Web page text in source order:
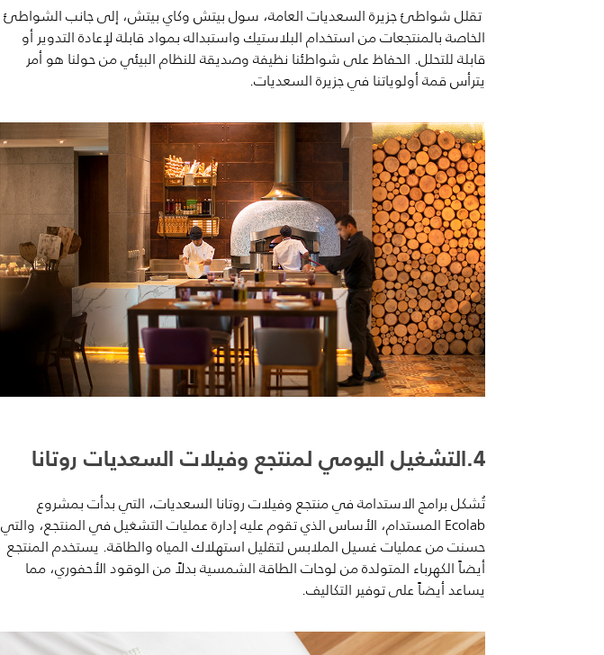
تقلل شواطئ جزيرة السعديات العامة، سول بيتش وكاي بيتش، إلى جانب الشواطئ
الخاصة بالمنتجعات من استخدام البلاستيك واستبداله بموادقابلة لإعادة التدوير أو
قابلةللتحلل. الحفاظ على شواطئنا نظيفة وصديقة للنظام البيئي من حولنا هو أمر
يترأس قمة أولوياتنا في جزيرة السعديات.
4.التشغيل اليومي لمنتجع وفيلات السعديات روتانا
تُشكل برامج الاستدامة في منتجع وفيلات روتانا السعديات، التي بدأت بمشروع
Ecolab المستدام، الأساس الذي تقوم عليه إدارة عمليات التشغيل في المنتجع، والتي
حسنت من عمليات غسيل الملابس لتقليل استهلاك المياه والطاقة. يستخدم المنتجع
أيضاً الكهرباء المتولدة من لوحات الطاقة الشمسية بدلاً من الوقود الأحفوري، مما
يساعد أيضاً على توفير التكاليف.